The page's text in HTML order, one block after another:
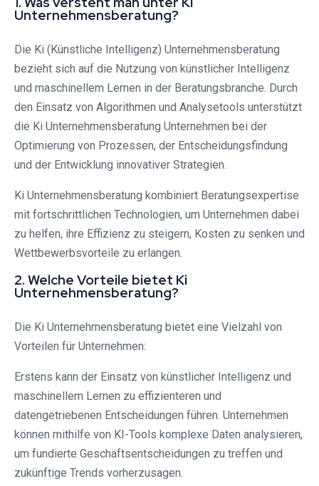
Unternehmensberatung?
Die Ki (Künstliche Intelligenz) Unternehmensberatung
bezieht sich auf die Nutzung von künstlicher Intelligenz
und maschinellem Lernen in der Beratungsbranche. Durch
den Einsatz von Algorithmen und Analysetools unterstützt
die Ki Unternehmensberatung Unternehmen bei der
Optimierung von Prozessen, der Entscheidungsfindung
und der Entwicklung innovativer Strategien.
Ki Unternehmensberatung kombiniert Beratungsexpertise
mit fortschrittlichen Technologien, um Unternehmen dabei
zu helfen, ihre Effizienz zu steigern, Kosten zu senken und
Wettbewerbsvorteile zu erlangen.
2. Welche Vorteile bietet Ki
Unternehmensberatung?
Die Ki Unternehmensberatung bietet eine Vielzahl von
Vorteilen für Unternehmen:
Erstens kann der Einsatz von künstlicher Intelligenz und
maschinellem Lernen zu effizienteren und
datengetriebenen Entscheidungen führen. Unternehmen
können mithilfe von KI-Tools komplexe Daten analysieren,
um fundierte Geschäftsentscheidungen zu treffen und
zukünftige Trends vorherzusagen.